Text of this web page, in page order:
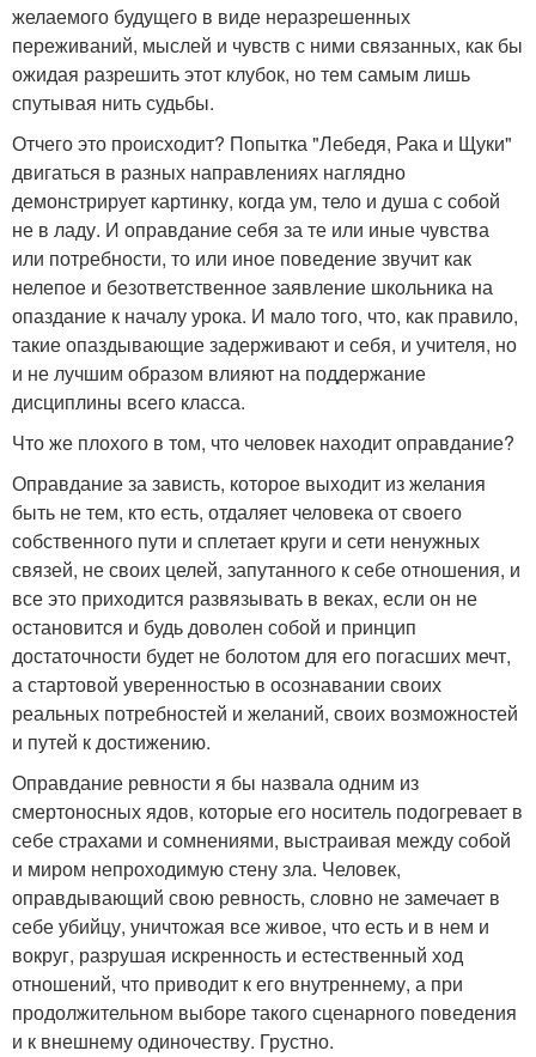
желаемого будущего в виде неразрешенных
переживаний, мыслей и чувств с ними связанных, как бы
ожидая разрешить этот клубок, но тем самым лишь
спутывая нить судьбы.
Отчего это происходит? Попытка "Лебедя, Рака и Щуки"
двигаться в разных направлениях наглядно
демонстрирует картинку, когда ум, тело и душа с собой
не в ладу. И оправдание себя за те или иные чувства
или потребности, то или иное поведение звучит как
нелепое и безответственное заявление школьника на
опаздание к началу урока. И мало того, что, как правило,
такие опаздывающие задерживают и себя, и учителя, но
и не лучшим образом влияют на поддержание
дисциплины всего класса.
Что же плохого в том, что человек находит оправдание?
Оправдание за зависть, которое выходит из желания
быть не тем, кто есть, отдаляет человека от своего
собственного пути и сплетает круги и сети ненужных
связей, не своих целей, запутанного к себе отношения, и
все это приходится развязывать в веках, если он не
остановится и будь доволен собой и принцип
достаточности будет не болотом для его погасших мечт,
а стартовой уверенностью в осознавании своих
реальных потребностей и желаний, своих возможностей
и путей к достижению.
Оправдание ревности я бы назвала одним из
смертоносных ядов, которые его носитель подогревает в
себе страхами и сомнениями, выстраивая между собой
и миром непроходимую стену зла. Человек,
оправдывающий свою ревность, словно не замечает в
себе убийцу, уничтожая все живое, что есть и в нем и
вокруг, разрушая искренность и естественный ход
отношений, что приводит к его внутреннему, а при
продолжительном выборе такого сценарного поведения
и к внешнему одиночеству. Грустно.